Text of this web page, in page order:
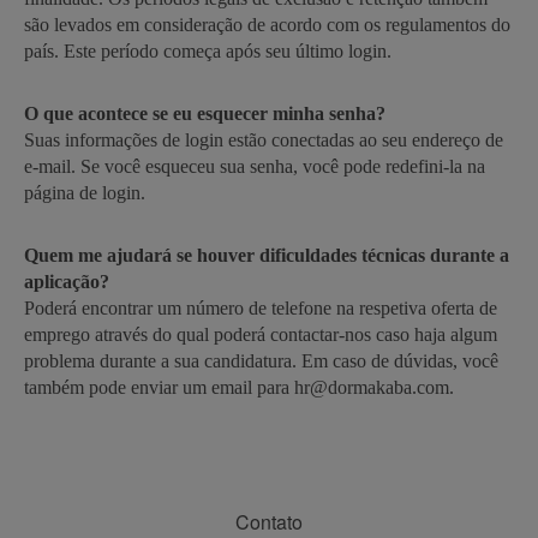
são levados em consideração de acordo com os regulamentos do
país. Este período começa após seu último login.
O que acontece se eu esquecer minha senha?
Suas informações de login estão conectadas ao seu endereço de
e-mail. Se você esqueceu sua senha, você pode redefini-la na
página de login.
Quem me ajudará se houver dificuldades técnicas durante a
aplicação?
Poderá encontrar um número de telefone na respetiva oferta de
emprego através do qual poderá contactar-nos caso haja algum
problema durante a sua candidatura. Em caso de dúvidas, você
também pode enviar um email para hr@dormakaba.com.
Contato